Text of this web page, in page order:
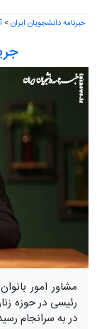
خبرنامه دانشجویان ایران>
مشاور امور
رئیسی در حوزه
در به سرانجام